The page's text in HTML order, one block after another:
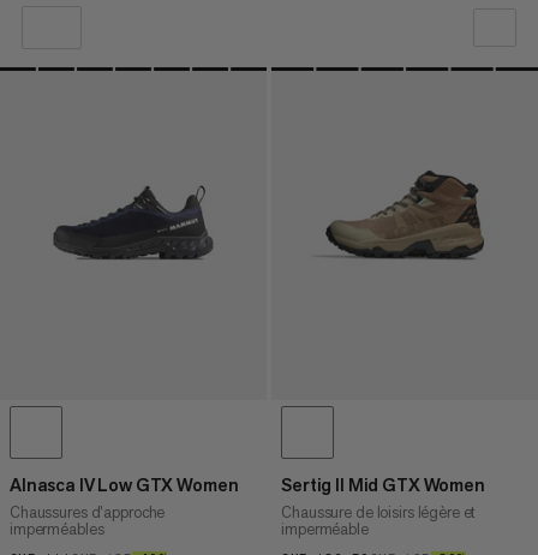
NOTRE SELECTION
PRIX DÉCROISSANT
NOUVEAUTÉS
Alnasca IV Low GTX Women
Chaussures d’approche
imperméables
Sertig II Mid GTX Women
Chaussure de loisirs légère et
imperméable